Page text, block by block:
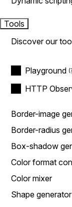
Tools
Discover our
Playground
HTTP
Border-image
Border-radius
Box-shadow
Color format
Color mixer
Shape generator